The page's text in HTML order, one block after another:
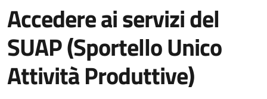
Accedere ai servizi del
SUAP (Sportello Unico
Attività Produttive)